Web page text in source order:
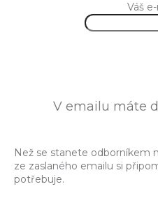
Váš
V emailu máte
Než se stanete odborníkem
ze zaslaného emailu si
potřebuje.